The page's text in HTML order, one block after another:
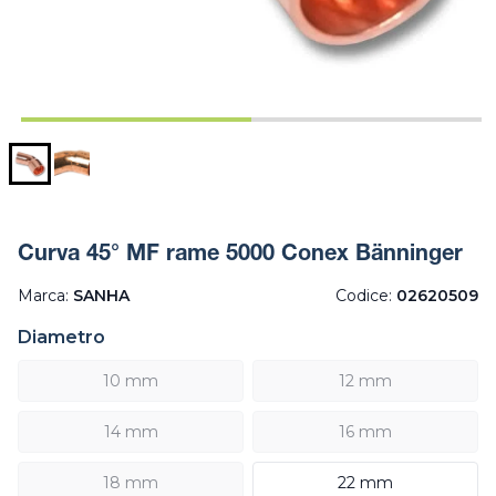
Curva 45° MF rame 5000 Conex Bänninger
Marca: SANHA Codice: 02620509
Diametro
10 mm 12 mm
14 mm 16 mm
18 mm 22 mm